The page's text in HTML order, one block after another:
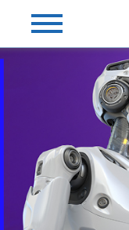
mit Extras